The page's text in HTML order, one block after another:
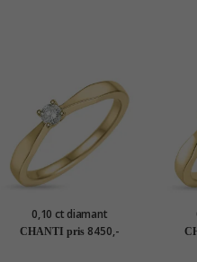
0,10 ct diamant
solitairering i 14 karat guld
0,10 ct
CHANTI pris 8450,-